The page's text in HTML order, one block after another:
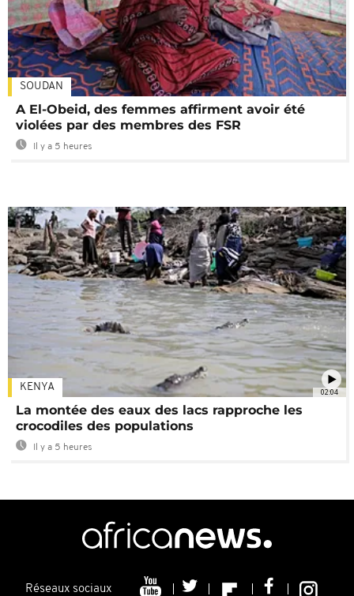
SOUDAN
A El-Obeid, des femmes affirment avoir été
violées par des membres des FSR
Il y a 5 heures
02:04
KENYA
La montée des eaux des lacs rapproche les
crocodiles des populations
Il y a 5 heures
Réseaux sociaux